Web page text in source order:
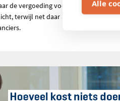
Alle
de vergoeding voor geïnjecteerde
terwijl net daar aanzienlijke